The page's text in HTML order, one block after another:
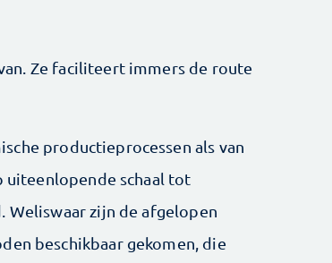
Ze faciliteert immers de route
productieprocessen als van
uiteenlopende schaal tot
zijn de afgelopen
beschikbaar gekomen, die